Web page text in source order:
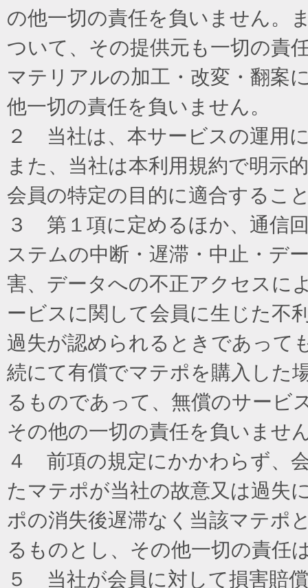
の他一切の責任を負いません。
ついて、その提供元も一切の責
マテリアルの加工・改変・翻案
他一切の責任を負いません。
２ 当社は、本サービスの運用
また、当社は本利用規約で明示
会員の特定の目的に適合するこ
３ 第１項に定めるほか、通信
ステムの中断・遅滞・中止・デ
害、データへの不正アクセスに
ービスに関して会員に生じた不
過失が認められるときであって
続にて有償でマテポを購入した
るものであって、無償のサービ
その他の一切の責任を負いませ
４ 前項の規定にかかわらず、
たマテポが当社の故意又は過失
ポの消失後遅滞なく当該マテポ
るものとし、その他一切の責任
５ 当社が会員に対して損害賠